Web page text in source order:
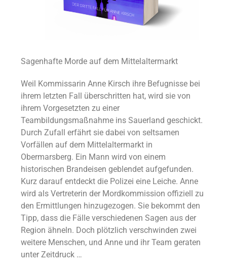
Sagenhafte Morde auf dem Mittelaltermarkt
Weil Kommissarin Anne Kirsch ihre Befugnisse bei
ihrem letzten Fall überschritten hat, wird sie von
ihrem Vorgesetzten zu einer
Teambildungsmaßnahme ins Sauerland geschickt.
Durch Zufall erfährt sie dabei von seltsamen
Vorfällen auf dem Mittelaltermarkt in
Obermarsberg. Ein Mann wird von einem
historischen Brandeisen geblendet aufgefunden.
Kurz darauf entdeckt die Polizei eine Leiche. Anne
wird als Vertreterin der Mordkommission offiziell zu
den Ermittlungen hinzugezogen. Sie bekommt den
Tipp, dass die Fälle verschiedenen Sagen aus der
Region ähneln. Doch plötzlich verschwinden zwei
weitere Menschen, und Anne und ihr Team geraten
unter Zeitdruck …